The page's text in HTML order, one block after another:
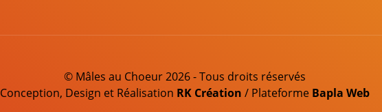
© Mâles au Choeur 2026 - Tous droits réservés
Conception, Design et Réalisation RK Création / Plateforme Bapla Web